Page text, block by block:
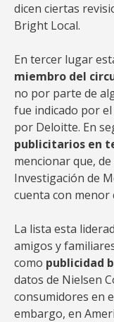
dicen ciertas
Bright Local.
En tercer lugar
miembro del
no por parte de
fue indicado por
por Deloitte. En
publicitarios en
mencionar que,
Investigación de
cuenta con menor
La lista esta
amigos y
como publicidad
datos de Nielsen
consumidores en
embargo, en